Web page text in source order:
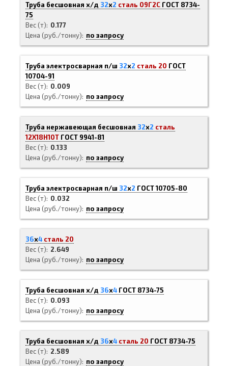
Труба бесшовная х/д 32х2 сталь 09Г2С ГОСТ 8734-
75
Вес (т)
0.177
Цена (руб./тонну)
по запросу
Труба электросварная п/ш 32х2 сталь 20 ГОСТ
10704-91
Вес (т)
0.009
Цена (руб./тонну)
по запросу
Труба нержавеющая бесшовная 32х2 сталь
12Х18Н10Т ГОСТ 9941-81
Вес (т)
0.133
Цена (руб./тонну)
по запросу
Труба электросварная п/ш 32х2 ГОСТ 10705-80
Вес (т)
0.032
Цена (руб./тонну)
по запросу
36х4 сталь 20
Вес (т)
2.649
Цена (руб./тонну)
по запросу
Труба бесшовная х/д 36х4 ГОСТ 8734-75
Вес (т)
0.093
Цена (руб./тонну)
по запросу
Труба бесшовная х/д 36х4 сталь 20 ГОСТ 8734-75
Вес (т)
2.589
Цена (руб./тонну)
по запросу